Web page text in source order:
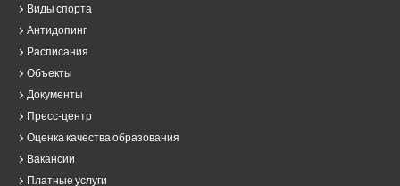
Виды спорта
Антидопинг
Расписания
Объекты
Документы
Пресс-центр
Оценка качества образования
Вакансии
Платные услуги